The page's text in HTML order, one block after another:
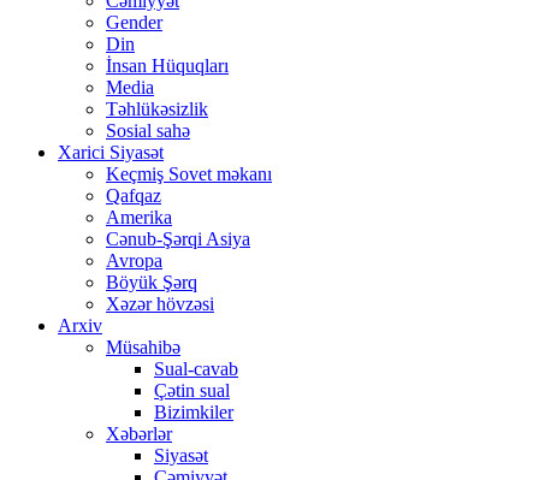
Gender
Din
İnsan Hüquqları
Media
Təhlükəsizlik
Sosial sahə
Xarici Siyasət
Keçmiş Sovet məkanı
Qafqaz
Amerika
Cənub-Şərqi Asiya
Avropa
Böyük Şərq
Xəzər hövzəsi
Arxiv
Müsahibə
Sual-cavab
Çətin sual
Bizimkiler
Xəbərlər
Siyasət